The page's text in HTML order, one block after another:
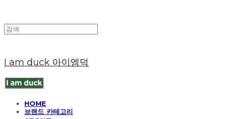
I am duck 아이엠덕
HOME
브랜드 카테고리